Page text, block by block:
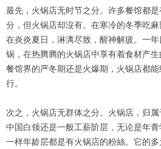
最先，火锅店无时节之分。许多餐馆都
分，但火锅店却沒有。在寒冷的冬季吃
在炎炎夏日，淋漓尽致，醒神解疲。一
锅，在热腾腾的火锅店中享有着食材产
餐馆界的严冬期还是火爆期，火锅店都
行。
次之，火锅店无群体之分。火锅店，归
中国白领还是一般工薪阶层，无论是年
一样年龄层都是有火锅店的粉絲。它的